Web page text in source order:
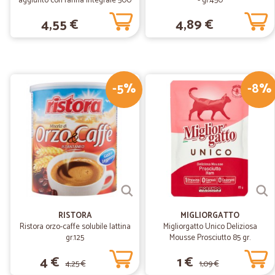
4,55 € 4,89 €
-5%
RISTORA
Ristora orzo-caffe solubile lattina
gr.125
4 € 4,25 €
-8%
MIGLIORGATTO
Migliorgatto Unico Deliziosa
Mousse Prosciutto 85 gr.
1 € 1,09 €